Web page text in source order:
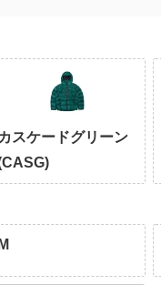
カスケードグリーン
M